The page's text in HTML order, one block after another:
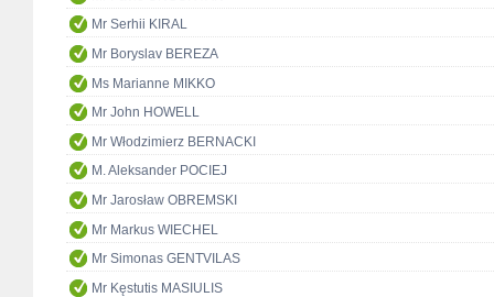
Mr Serhii KIRAL
Mr Boryslav BEREZA
Ms Marianne MIKKO
Mr John HOWELL
Mr Włodzimierz BERNACKI
M. Aleksander POCIEJ
Mr Jarosław OBREMSKI
Mr Markus WIECHEL
Mr Simonas GENTVILAS
Mr Kęstutis MASIULIS